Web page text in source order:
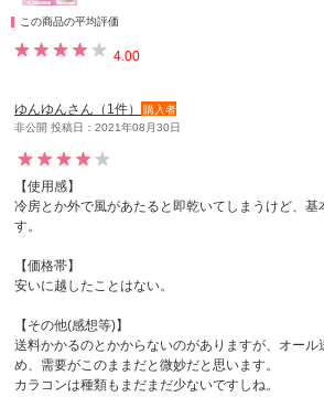
この商品の平均評価
4.00
ゆんゆんさん（1件）
購入者
非公開 投稿日：2021年08月30日
【使用感】
冷房とか外で風があたると即乾いてしまうけど、
す。
【価格帯】
安いに越したことはない。
【その他(感想等)】
送料かかるのとかからないのがありますが、オール
め、需要がこのままだと微妙だと思います。
カラコンは種類もまだまだ少ないですしね。